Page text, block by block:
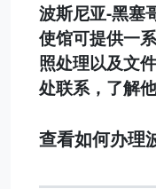
波斯尼亚-黑塞
使馆可提供一
照处理以及文
处联系，了解
查看如何办理